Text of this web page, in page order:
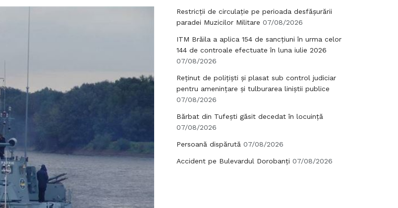
Restricții de circulație pe perioada desfășurării
paradei Muzicilor Militare 07/08/2026
ITM Brăila a aplica 154 de sancțiuni în urma celor
144 de controale efectuate în luna iulie 2026
07/08/2026
Reținut de polițiști și plasat sub control judiciar
pentru amenințare și tulburarea liniștii publice
07/08/2026
Bărbat din Tufești găsit decedat în locuință
07/08/2026
Persoană dispărută 07/08/2026
Accident pe Bulevardul Dorobanți 07/08/2026